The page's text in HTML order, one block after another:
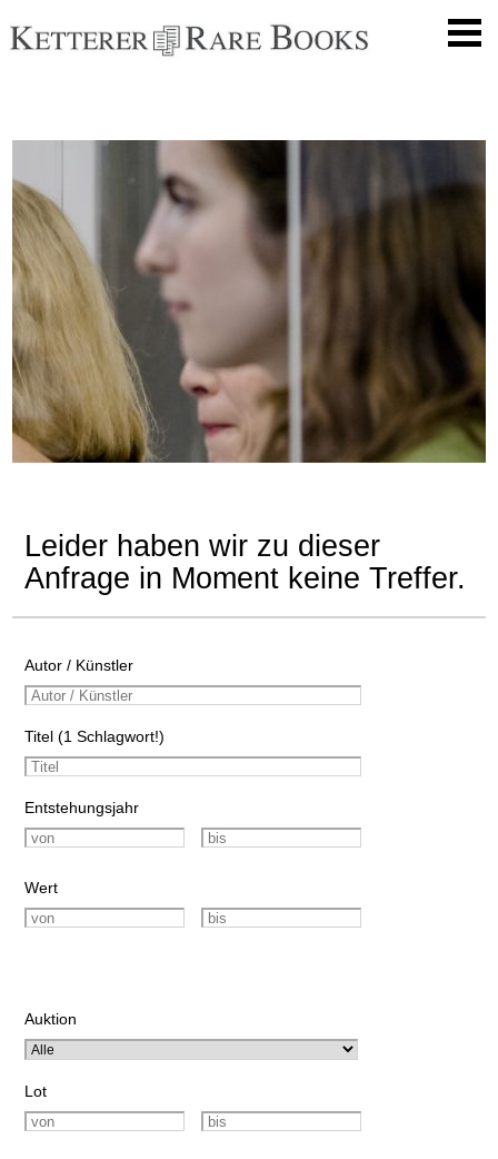
Leider haben wir zu dieser
Anfrage in Moment keine Treffer.
Autor / Künstler
Titel (1 Schlagwort!)
Entstehungsjahr
Wert
Auktion
Lot